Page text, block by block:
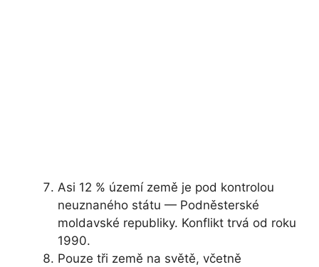
Asi 12 % území země je pod kontrolou
neuznaného státu — Podněsterské
moldavské republiky. Konflikt trvá od roku
1990.
Pouze tři země na světě, včetně